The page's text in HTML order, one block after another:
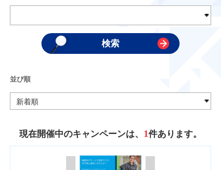
並び順
現在開催中のキャンペーンは、 1件あります。